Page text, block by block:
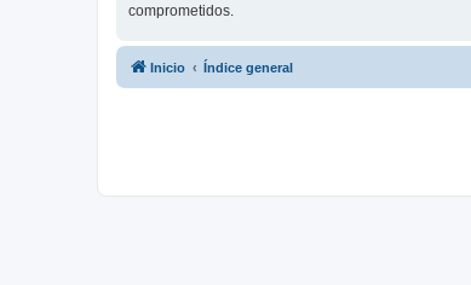
comprometidos.
Inicio Índice general